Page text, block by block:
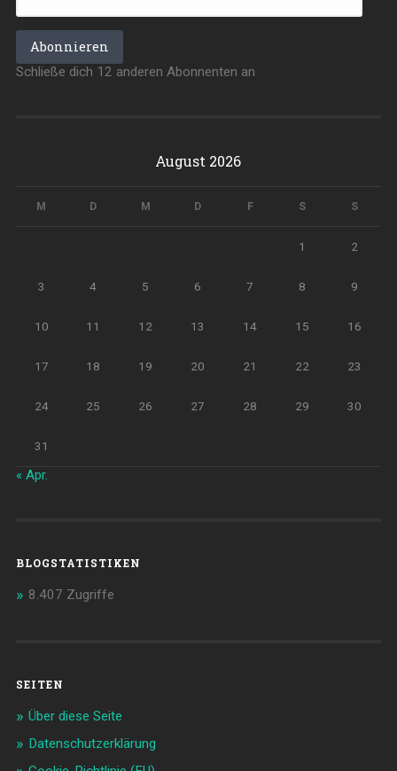
Abonnieren
Schließe dich 12 anderen Abonnenten an
August 2026
M D M D F S S
1 2
3 4 5 6 7 8 9
10 11 12 13 14 15 16
17 18 19 20 21 22 23
24 25 26 27 28 29 30
31
« Apr.
BLOGSTATISTIKEN
8.407 Zugriffe
SEITEN
Über diese Seite
Datenschutzerklärung